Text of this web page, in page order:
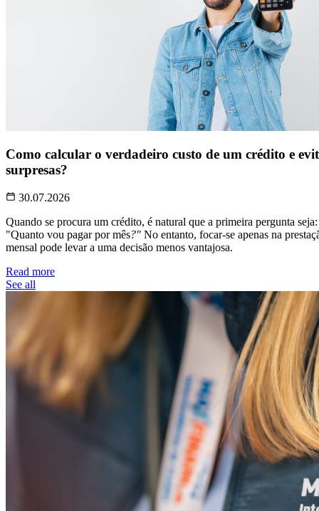
Como calcular o verdadeiro custo de um crédito e
surpresas?
30.07.2026
Quando se procura um crédito, é natural que a primeira pergunta seja:
"Quanto vou pagar por mês?" No entanto, focar-se apenas na
mensal pode levar a uma decisão menos vantajosa.
Read more
See all